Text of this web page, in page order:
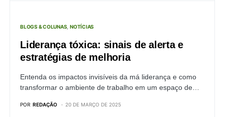
BLOGS & COLUNAS NOTÍCIAS
Liderança tóxica: sinais de alerta e
estratégias de melhoria
Entenda os impactos invisíveis da má liderança e como
transformar o ambiente de trabalho em um espaço de…
POR REDAÇÃO 20 DE MARÇO DE 2025